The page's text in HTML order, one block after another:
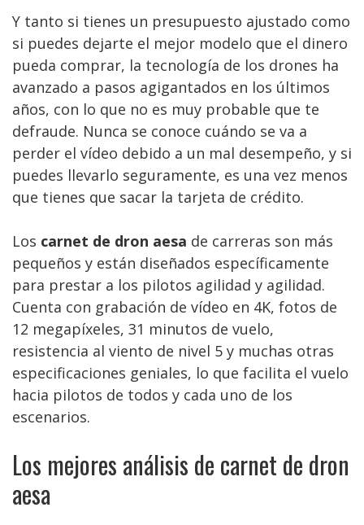
Y tanto si tienes un presupuesto ajustado como
si puedes dejarte el mejor modelo que el dinero
pueda comprar, la tecnología de los drones ha
avanzado a pasos agigantados en los últimos
años, con lo que no es muy probable que te
defraude. Nunca se conoce cuándo se va a
perder el vídeo debido a un mal desempeño, y si
puedes llevarlo seguramente, es una vez menos
que tienes que sacar la tarjeta de crédito.
Los carnet de dron aesa de carreras son más
pequeños y están diseñados específicamente
para prestar a los pilotos agilidad y agilidad.
Cuenta con grabación de vídeo en 4K, fotos de
12 megapíxeles, 31 minutos de vuelo,
resistencia al viento de nivel 5 y muchas otras
especificaciones geniales, lo que facilita el vuelo
hacia pilotos de todos y cada uno de los
escenarios.
Los mejores análisis de carnet de dron
aesa